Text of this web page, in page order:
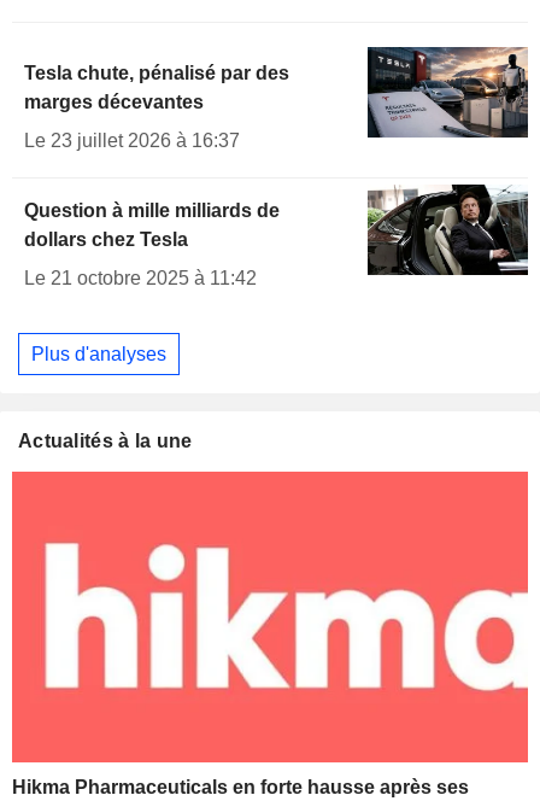
Tesla chute, pénalisé par des
marges décevantes
Le 23 juillet 2026 à 16:37
Question à mille milliards de
dollars chez Tesla
Le 21 octobre 2025 à 11:42
Plus d'analyses
Actualités à la une
Hikma Pharmaceuticals en forte hausse après ses